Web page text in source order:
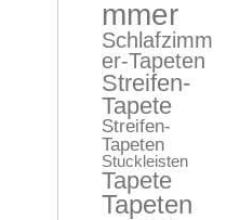
mmer
Schlafzimm
er-Tapeten
Streifen-
Tapete
Streifen-
Tapeten
Stuckleisten
Tapete
Tapeten